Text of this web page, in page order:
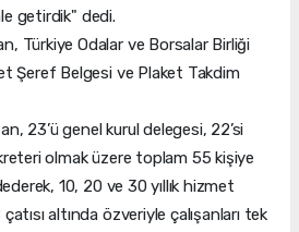
getirdik" dedi.
Türkiye Odalar ve Borsalar Birliği
Şeref Belgesi ve Plaket Takdim
23’ü genel kurul delegesi, 22’si
olmak üzere toplam 55 kişiye
10, 20 ve 30 yıllık hizmet
altında özveriyle çalışanları tek